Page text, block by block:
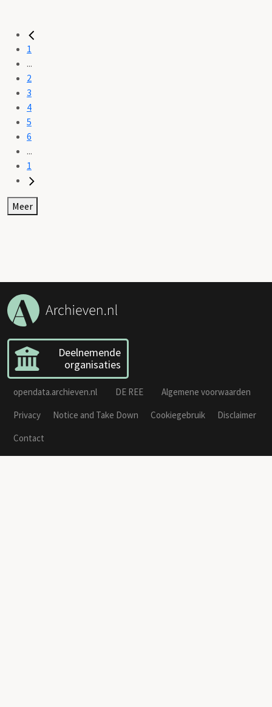
1
...
2
3
4
5
6
...
1
Meer
Deelnemende
organisaties
opendata.archieven.nl DE REE
Algemene voorwaarden
Privacy
Notice and Take Down Cookiegebruik
Disclaimer
Contact